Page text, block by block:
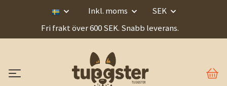
Inkl. moms
SEK
Fri frakt över 600 SEK. Snabb leverans.